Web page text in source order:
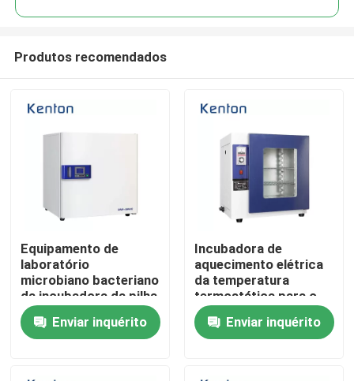
Casa
Quem Somos
Contatos
Produtos recomendados
Equipamento de
laboratório
microbiano bacteriano
da incubadora da pilha
do dióxido de carbono
do IR do revestimento
de água
Enviar inquérito
Incubadora de
aquecimento elétrica
da temperatura
termostática para o
laboratório
Enviar inquérito